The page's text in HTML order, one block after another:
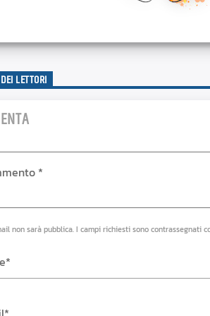
LETTORI
non sarà pubblica. I campi richiesti sono contrassegnati